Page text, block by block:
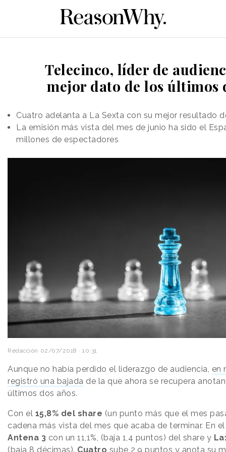
Telecinco, líder de
mejor dato de los últimos
Cuatro adelanta a La Sexta con su mejor resultado
La emisión más vista del mes de junio ha sido el
millones de espectadores
Redacción 02/07/2018 · 10:31
Aunque no había perdido el liderazgo de audiencia, en
registró una bajada de la que ahora se recupera
últimos dos años.
Con el 15,8% del share (un punto más que el mes
cadena más vista del mes que acaba de terminar. En
Antena 3 con un 11,1%, (baja 1,4 puntos) del share y
(baja 8 décimas). Cuatro sube 2,9 puntos y anota su